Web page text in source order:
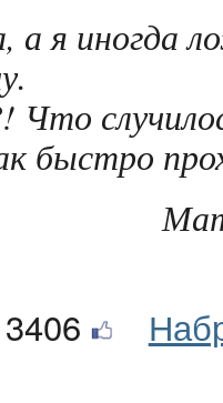
я иногда
быстро
3406